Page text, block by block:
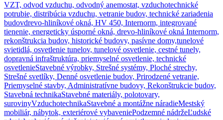
VZT, odvod vzduchu, odvodný anemostat, vzduchotechnické
potrubie, distribúcia vzduchu, vetranie budov, technické zariadenia
budovdrevo-hliníkové okná, HV 450, Internorm, integrované
tienenie, energeticky úsporné okná, drevo-hliníkové okná Internorm,
rekonštrukcia budov, historické budovy, pasívne domy,tunelové
svietidlá, osvetlenie tunelov, tunelové osvetlenie, cestné tunely,
dopravná infraštruktúra, priemyselné osvetlenie, technické
osvetlenieStavebné výrobky, Strešné systémy, Ploché strechy,
Strešné svetlíky, Denné osvetlenie budov, Prirodzené vetranie,
Priemyselné stavby, Administratívne budovy, Rekonštrukcie budov,
Stavebná technikaStavebné materiály, polotovary,
surovinyVzduchotechnikaStavebné a montážne náradieMestský
mobiliár, nábytok, exteriérové vybaveniePodzemné nádržeĽudské